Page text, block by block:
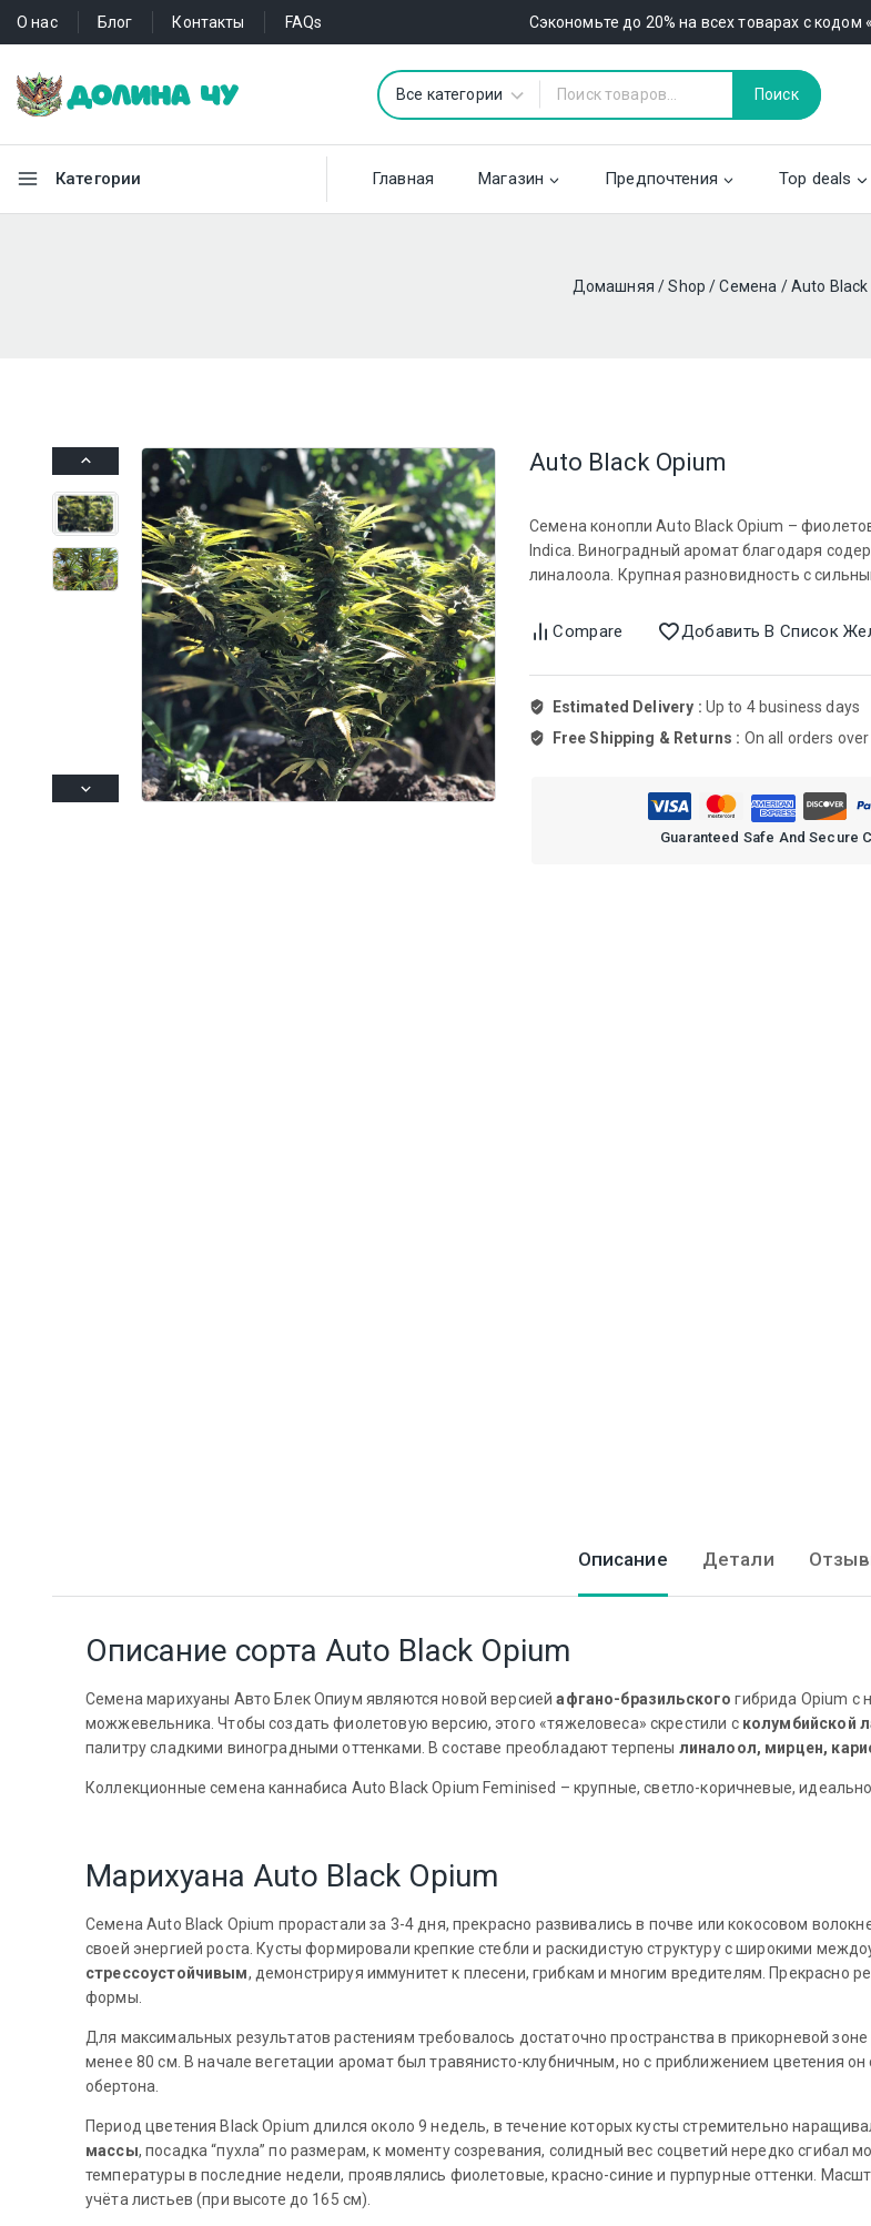
О нас Блог Контакты FAQs Сэкономьте до 20% на всех товарах с кодом
Поиск
Категории Главная Магазин Предпочтения Top deals
Домашняя / Shop / Семена / Auto Black
Auto Black Opium
Семена конопли Auto Black Opium –
Indica. Виноградный аромат благодаря
линалоола. Крупная разновидность с
Compare Добавить В Список
Estimated Delivery : Up to 4 business days
Free Shipping & Returns : On all orders
Guaranteed Safe And Secure
Описание Детали
Описание сорта Auto Black Opium
Семена марихуаны Авто Блек Опиум являются новой версиейафгано-бразильского гибрида Opium
можжевельника. Чтобы создать фиолетовую версию, этого «тяжеловеса» скрестили с колумбийской
палитру сладкими виноградными оттенками. В составе преобладают терпены линалоол, мирцен,
Коллекционные семена каннабиса Auto Black Opium Feminised – крупные, светло-коричневые,
Марихуана Auto Black Opium
Семена Auto Black Opium прорастали за 3-4 дня, прекрасно развивались в почве или кокосовом
своей энергией роста. Кусты формировали крепкие стебли и раскидистую структуру с широкими
стрессоустойчивым, демонстрируя иммунитет к плесени, грибкам и многим вредителям. Прекрасно
формы.
Для максимальных результатов растениям требовалось достаточно пространства в прикорневой
менее 80 см. В начале вегетации аромат был травянисто-клубничным, но с приближением цветения
обертона.
Период цветения Black Opium длился около 9 недель, в течение которых кусты стремительно
массы, посадка “пухла” по размерам, к моменту созревания, солидный вес соцветий нередко сгибал
температуры в последние недели, проявлялись фиолетовые, красно-синие и пурпурные оттенки.
учёта листьев (при высоте до 165 см).